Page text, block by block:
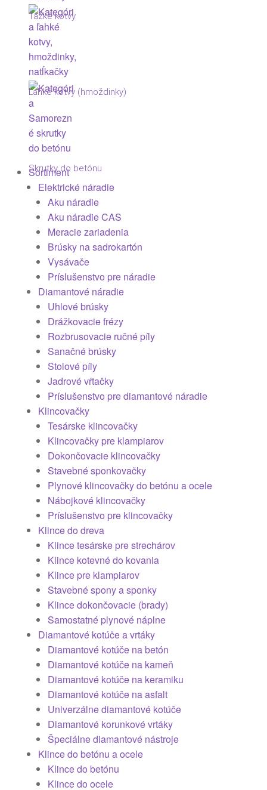
Ťažké kotvy
Ľahké kotvy (hmoždinky)
Skrutky do betónu
Sortiment
Elektrické náradie
Aku náradie
Aku náradie CAS
Meracie zariadenia
Brúsky na sadrokartón
Vysávače
Príslušenstvo pre náradie
Diamantové náradie
Uhlové brúsky
Drážkovacie frézy
Rozbrusovacie ručné píly
Sanačné brúsky
Stolové píly
Jadrové vŕtačky
Príslušenstvo pre diamantové náradie
Klincovačky
Tesárske klincovačky
Klincovačky pre klampiarov
Dokončovacie klincovačky
Stavebné sponkovačky
Plynové klincovačky do betónu a ocele
Nábojkové klincovačky
Príslušenstvo pre klincovačky
Klince do dreva
Klince tesárske pre strechárov
Klince kotevné do kovania
Klince pre klampiarov
Stavebné spony a sponky
Klince dokončovacie (brady)
Samostatné plynové náplne
Diamantové kotúče a vrtáky
Diamantové kotúče na betón
Diamantové kotúče na kameň
Diamantové kotúče na keramiku
Diamantové kotúče na asfalt
Univerzálne diamantové kotúče
Diamantové korunkové vrtáky
Špeciálne diamantové nástroje
Klince do betónu a ocele
Klince do betónu
Klince do ocele